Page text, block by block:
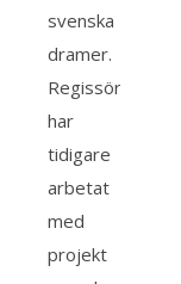
svenska
dramer.
Regissören
har
tidigare
arbetat
med
projekt